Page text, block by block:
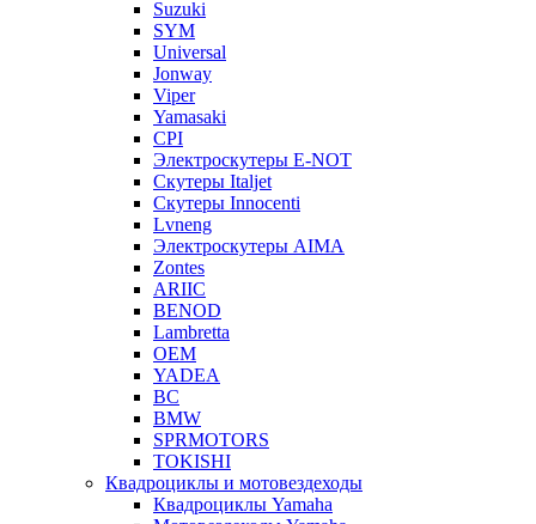
Suzuki
SYM
Universal
Jonway
Viper
Yamasaki
CPI
Электроскутеры E-NOT
Скутеры Italjet
Скутеры Innocenti
Lvneng
Электроскутеры AIMA
Zontes
ARIIC
BENOD
Lambretta
OEM
YADEA
BC
BMW
SPRMOTORS
TOKISHI
Квадроциклы и мотовездеходы
Квадроциклы Yamaha